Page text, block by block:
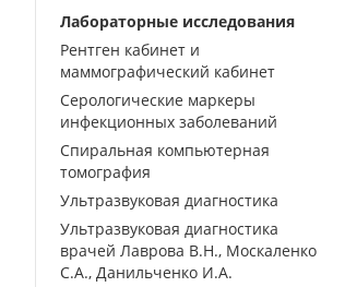
Лабораторные исследования
Рентген кабинет и
маммографический кабинет
Серологические маркеры
инфекционных заболеваний
Спиральная компьютерная
томография
Ультразвуковая диагностика
Ультразвуковая диагностика
врачей Лаврова В.Н., Москаленко
С.А., Данильченко И.А.